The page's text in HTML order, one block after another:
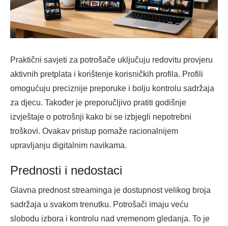
Praktični savjeti za potrošače uključuju redovitu provjeru
aktivnih pretplata i korištenje korisničkih profila. Profili
omogućuju preciznije preporuke i bolju kontrolu sadržaja
za djecu. Također je preporučljivo pratiti godišnje
izvještaje o potrošnji kako bi se izbjegli nepotrebni
troškovi. Ovakav pristup pomaže racionalnijem
upravljanju digitalnim navikama.
Prednosti i nedostaci
Glavna prednost streaminga je dostupnost velikog broja
sadržaja u svakom trenutku. Potrošači imaju veću
slobodu izbora i kontrolu nad vremenom gledanja. To je